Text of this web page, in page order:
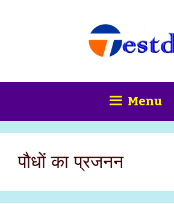
Menu
पौधों का प्रजनन